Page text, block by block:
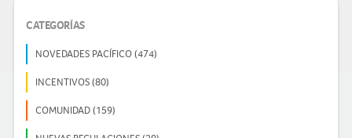
CATEGORÍAS
NOVEDADES PACÍFICO (474)
INCENTIVOS (80)
COMUNIDAD (159)